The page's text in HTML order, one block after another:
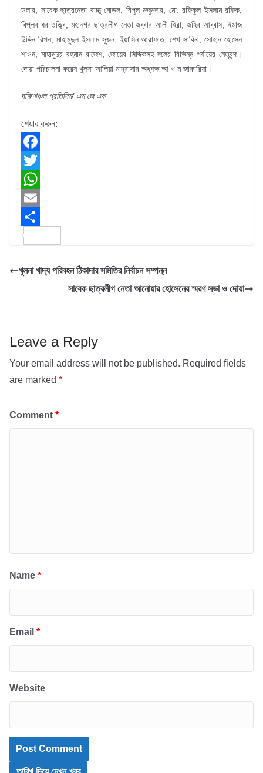
ডলার, সাবেক ছাত্রনেতা বাচ্চু মোড়ল, বিপুল মজুমদার, মো: রফিকুল ইসলাম রফিক,
বিপ্লব ধর তত্ত্বি, মহানগর ছাত্রলীগ নেতা জব্বার আলী হিরা, জহির আব্বাস, ইমাজ
উদ্দিন রিপন, মাহামুদুল ইসলাম সুজন, ইয়াসিন আরাফাত, শেখ সাকিব, সোহান হোসেন
শাওন, মাহামুদুর রহমান রাজেশ, জোয়েব সিদ্দিকসহ দলের বিভিন্ন পর্যায়ের নেতৃবৃন্দ।
দোয়া পরিচালনা করেন খুলনা আলিয়া মাদ্রাসার অধ্যক্ষ আ খ ম জাকারিয়া।
দক্ষিণাঞ্চল প্রতিদিন/ এম জে এফ
শেয়ার করুন:
F
a
c
e
b
o
T
w
t
e
W
h
a
s
E
m
i
a
খুলনা খাদ্য পরিবহন ঠিকাদার সমিতির নির্বাচন সম্পন্ন
সাবেক ছাত্রলীগ নেতা আনোয়ার হোসেনের স্মরণ সভা ও দোয়া
Leave a Reply
Your email address will not be published. Required fields
are marked *
Comment *
Name *
Email *
Website